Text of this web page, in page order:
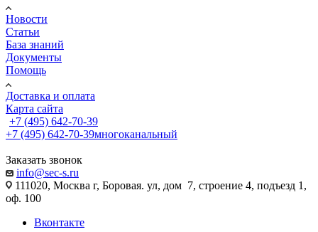
Новости
Статьи
База знаний
Документы
Помощь
Доставка и оплата
Карта сайта
+7 (495) 642-70-39
+7 (495) 642-70-39многоканальный
Заказать звонок
info@sec-s.ru
111020, Москва г, Боровая. ул, дом 7, строение 4, подъезд 1,
оф. 100
Вконтакте